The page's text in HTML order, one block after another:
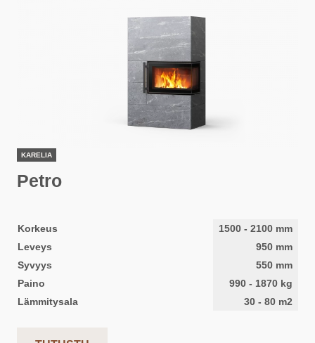
KARELIA
Petro
Korkeus 1500 - 2100 mm
Leveys
950 mm
Syvyys
550 mm
Paino
990 - 1870 kg
Lämmitysala
30 - 80 m2